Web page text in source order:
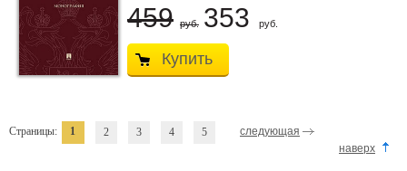
459 руб. 353 руб.
Купить
Страницы: 1 2 3 4 5
следующая
наверх